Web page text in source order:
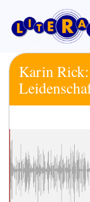
Inhalt
springen
Karin